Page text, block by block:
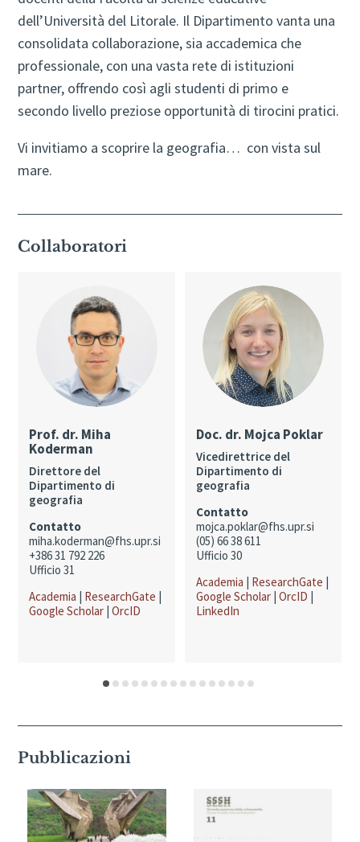
dell’Università del Litorale. Il Dipartimento vanta una
consolidata collaborazione, sia accademica che
professionale, con una vasta rete di istituzioni
partner, offrendo così agli studenti di primo e
secondo livello preziose opportunità di tirocini pratici.
Vi invitiamo a scoprire la geografia… con vista sul
mare.
Collaboratori
Prof. dr. Miha
Koderman
Direttore del
Dipartimento di
geografia
Contatto
miha.koderman@fhs.upr.si
+386 31 792 226
Ufficio 31
Academia | ResearchGate |
Google Scholar |OrcID
Doc. dr. Mojca Poklar
Vicedirettrice del
Dipartimento di
geografia
Contatto
mojca.poklar@fhs.upr.si
(05) 66 38 611
Ufficio 30
Academia | ResearchGate |
Google Scholar| OrcID |
LinkedIn
Pubblicazioni